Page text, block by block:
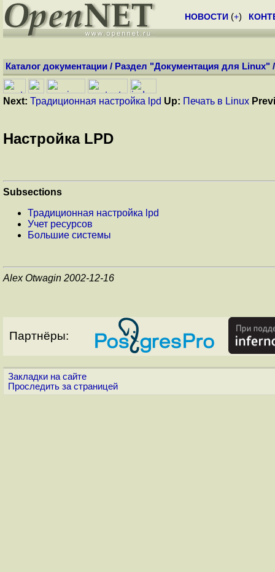
НОВОСТИ (+)
Каталог документации / Раздел "Документация для Linux"
Next: Традиционная настройка lpd Up: Печать в Linux
Настройка LPD
Subsections
Традиционная настройка lpd
Учет ресурсов
Большие системы
Alex Otwagin 2002-12-16
Партнёры:
Закладки на сайте
Проследить за страницей